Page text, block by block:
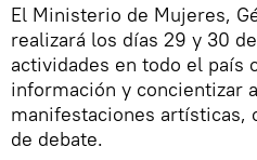
El Ministerio de Mujeres,
realizará los días 29 y 30
actividades en todo el país
información y concientizar
manifestaciones artísticas,
de debate.